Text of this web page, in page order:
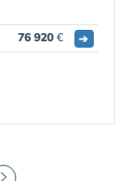
76 920 € ➔